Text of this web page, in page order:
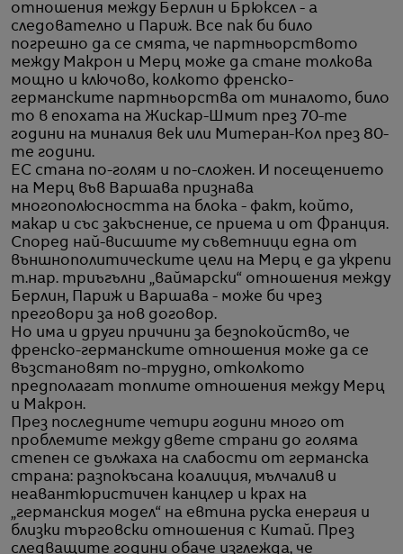
отношения между Берлин и Брюксел - а
следователно и Париж. Все пак би било
погрешно да се смята, че партньорството
между Макрон и Мерц може да стане толкова
мощно и ключово, колкото френско-
германските партньорства от миналото, било
то в епохата на Жискар-Шмит през 70-те
години на миналия век или Митеран-Кол през 80-
те години.
ЕС стана по-голям и по-сложен. И посещението
на Мерц във Варшава признава
многополюсността на блока - факт, който,
макар и със закъснение, се приема и от Франция.
Според най-висшите му съветници една от
външнополитическите цели на Мерц е да укрепи
т.нар. триъгълни „ваймарски“ отношения между
Берлин, Париж и Варшава - може би чрез
преговори за нов договор.
Но има и други причини за безпокойство, че
френско-германските отношения може да се
възстановят по-трудно, отколкото
предполагат топлите отношения между Мерц
и Макрон.
През последните четири години много от
проблемите между двете страни до голяма
степен се дължаха на слабости от германска
страна: разпокъсана коалиция, мълчалив и
неавантюристичен канцлер и крах на
„германския модел“ на евтина руска енергия и
близки търговски отношения с Китай. През
следващите години обаче изглежда, че